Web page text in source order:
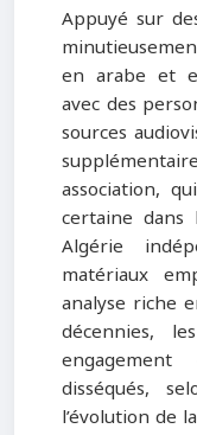
Appuyé sur
en arabe et
avec des
sources
association,
certaine
Algérie
matériaux
analyse riche
décennies,
disséqués,
l’évolution de